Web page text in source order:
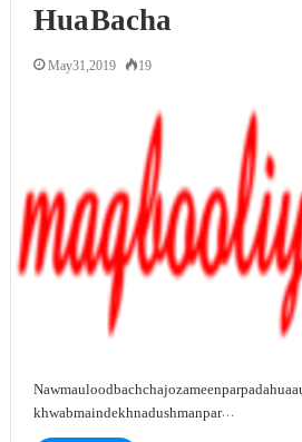
Hua Bacha
May 31, 2019 19
Naw maulood bachcha jo zameen par pada hua
khwab main dekhna dushman par…